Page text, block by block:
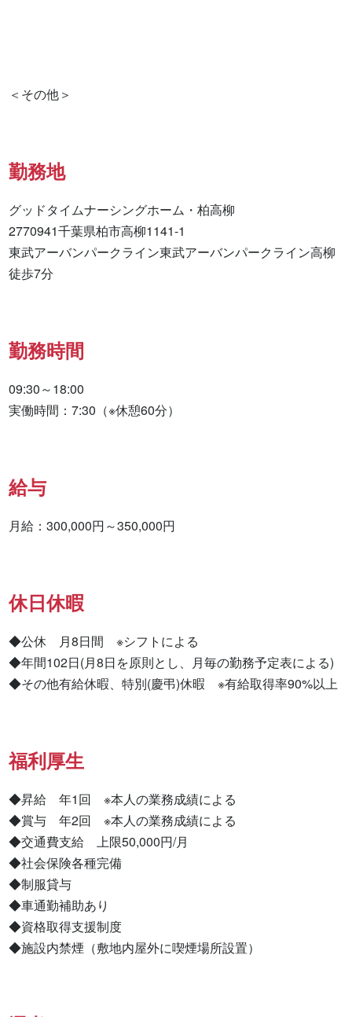
勤務地
グッドタイムナーシングホーム・柏高柳
2770941千葉県柏市高柳1141-1
東武アーバンパークライン東武アーバンパークライン高柳
徒歩7分
勤務時間
09:30～18:00
実働時間：7:30（※休憩60分）
給与
月給：300,000円～350,000円
休日休暇
◆公休　月8日間　※シフトによる
◆年間102日(月8日を原則とし、月毎の勤務予定表による)
◆その他有給休暇、特別(慶弔)休暇　※有給取得率90%以上
福利厚生
◆昇給　年1回　※本人の業務成績による
◆賞与　年2回　※本人の業務成績による
◆交通費支給　上限50,000円/月
◆社会保険各種完備
◆制服貸与
◆車通勤補助あり
◆資格取得支援制度
◆施設内禁煙（敷地内屋外に喫煙場所設置）